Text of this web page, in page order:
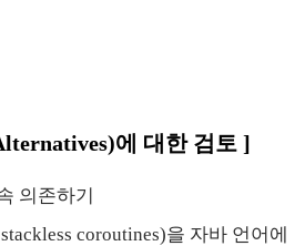
에 대한 검토 ]
의존하기
coroutines)을 자바 언어에